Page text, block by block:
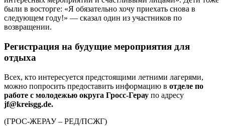
были в восторге: «Я обязательно хочу приехать снова в
следующем году!» — сказал один из участников по
возвращении.
Регистрация на будущие мероприятия для
отдыха
Всех, кто интересуется предстоящими летними лагерями,
можно попросить предоставить информацию в отделе по
работе с молодежью округа Гросс-Герау по адресу
jf@kreisgg.de.
(ГРОС-ЖЕРАУ – РЕД/ПСЖГ)